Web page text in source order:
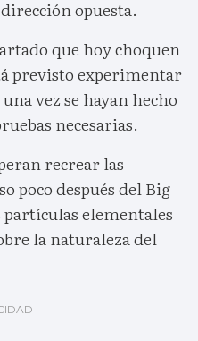
opuesta.
que hoy choquen
previsto experimentar
vez se hayan hecho
necesarias.
recrear las
poco después del Big
partículas elementales
la naturaleza del